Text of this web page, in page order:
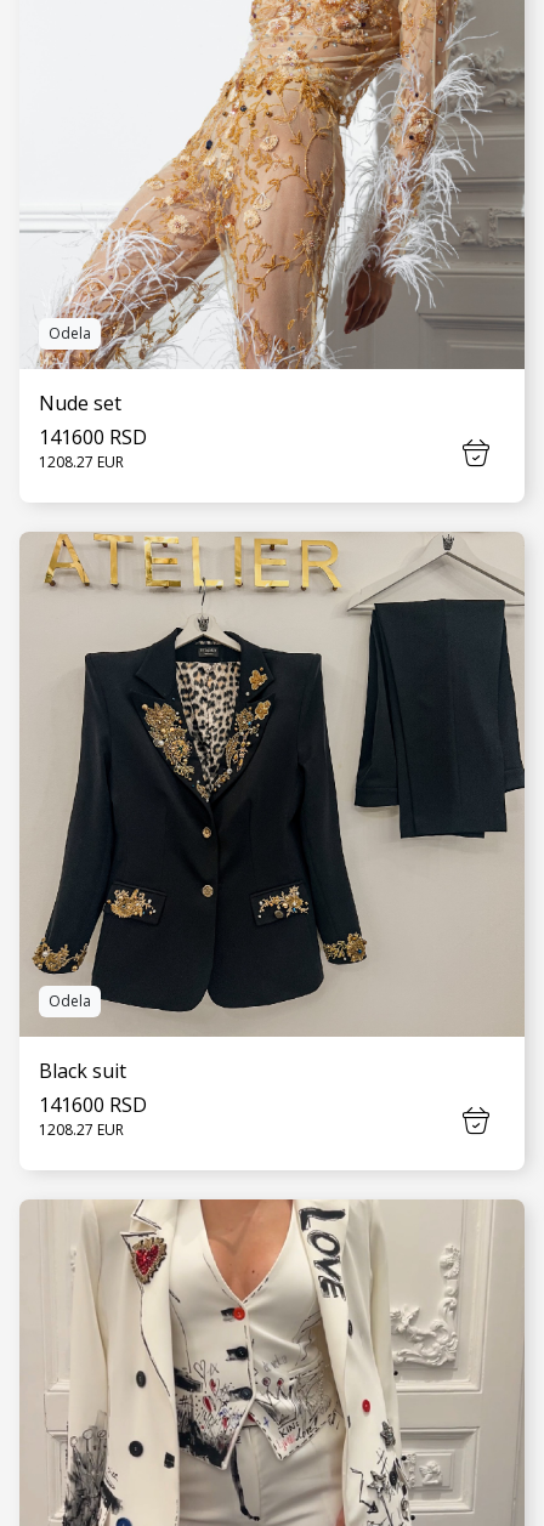
Odela
Nude set
141600 RSD
1208.27 EUR
VIDI JOŠ
Odela
Black suit
141600 RSD
1208.27 EUR